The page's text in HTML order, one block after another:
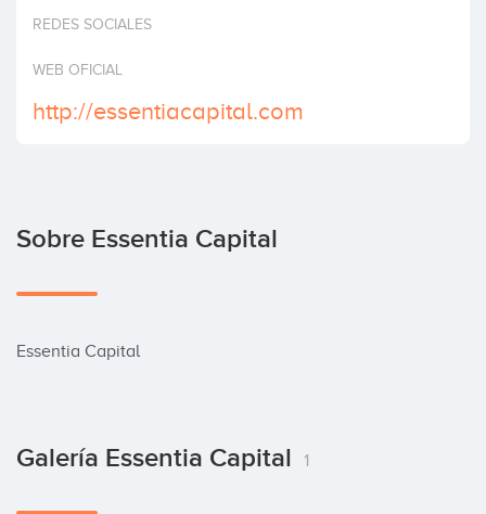
Invertir
REDES SOCIALES
WEB OFICIAL
http://essentiacapital.com
Sobre Essentia Capital
Essentia Capital
Galería Essentia Capital 1